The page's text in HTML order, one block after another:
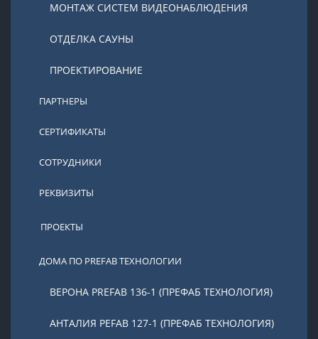
МОНТАЖ СИСТЕМ ВИДЕОНАБЛЮДЕНИЯ
ОТДЕЛКА САУНЫ
ПРОЕКТИРОВАНИЕ
ПАРТНЕРЫ
СЕРТИФИКАТЫ
СОТРУДНИКИ
РЕКВИЗИТЫ
ПРОЕКТЫ
ДОМА ПО PREFAB ТЕХНОЛОГИИ
ВЕРОНА PREFAB 136-1 (ПРЕФАБ ТЕХНОЛОГИЯ)
АНТАЛИЯ PEFAB 127-1 (ПРЕФАБ ТЕХНОЛОГИЯ)